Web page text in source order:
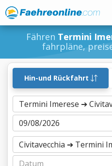
Fähren Termini
fahrpläne,
Hin-und Rückfahrt